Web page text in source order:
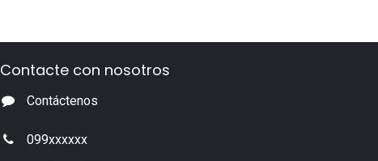
Contacte con nosotros
Contáctenos
099xxxxxx